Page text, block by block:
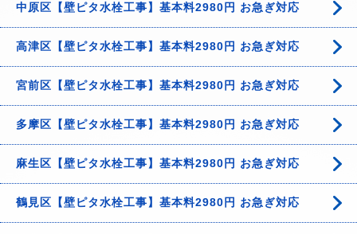
中原区【壁ピタ水栓工事】基本料2980円 お急ぎ対応
高津区【壁ピタ水栓工事】基本料2980円 お急ぎ対応
宮前区【壁ピタ水栓工事】基本料2980円 お急ぎ対応
多摩区【壁ピタ水栓工事】基本料2980円 お急ぎ対応
麻生区【壁ピタ水栓工事】基本料2980円 お急ぎ対応
鶴見区【壁ピタ水栓工事】基本料2980円 お急ぎ対応